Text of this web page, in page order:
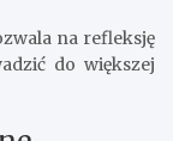
na refleksję
do większej